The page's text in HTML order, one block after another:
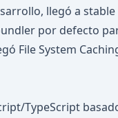
llegó a
por defecto
File System
TypeScript